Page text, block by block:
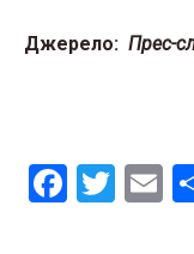
Джерело: Прес-
F
T
E